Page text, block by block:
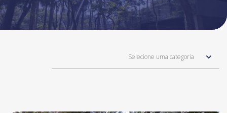
Selecione uma categoria